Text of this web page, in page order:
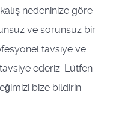
nedeninize göre
ve sorunsuz bir
tavsiye ve
ederiz. Lütfen
bize bildirin.